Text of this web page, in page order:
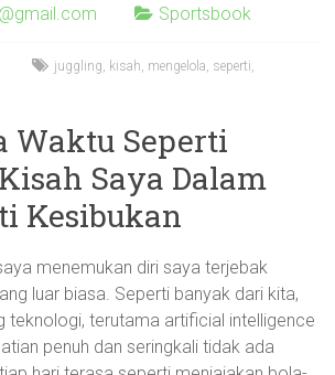
Sportsbook
juggling, kisah, mengelola, seperti,
Waktu Seperti
Saya Dalam
Kesibukan
menemukan diri saya terjebak
luar biasa. Seperti banyak dari kita,
teknologi, terutama artificial intelligence
penuh dan seringkali tidak ada